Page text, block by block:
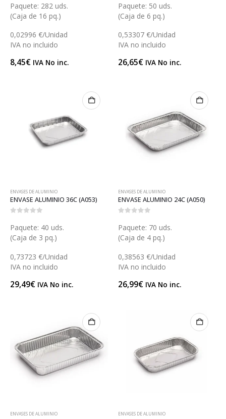
Paquete: 282 uds.
(Caja de 16 pq.)
0,02996 €/Unidad
IVA no incluido
8,45€ IVA No inc.
Paquete: 50 uds.
(Caja de 6 pq.)
0,53307 €/Unidad
IVA no incluido
26,65€ IVA No inc.
ENVASES DE ALUMINIO
ENVASE ALUMINIO 36C (A053)
Paquete: 40 uds.
(Caja de 3 pq.)
0,73723 €/Unidad
IVA no incluido
29,49€ IVA No inc.
ENVASES DE ALUMINIO
ENVASE ALUMINIO 24C (A050)
Paquete: 70 uds.
(Caja de 4 pq.)
0,38563 €/Unidad
IVA no incluido
26,99€ IVA No inc.
ENVASES DE ALUMINIO ENVASES DE ALUMINIO